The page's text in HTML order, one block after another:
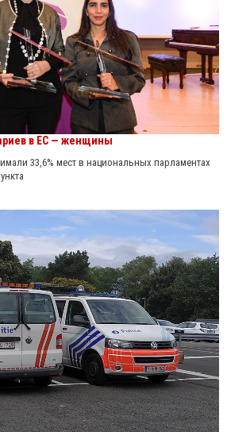
в ЕС — женщины
33,6% мест в национальных парламентах